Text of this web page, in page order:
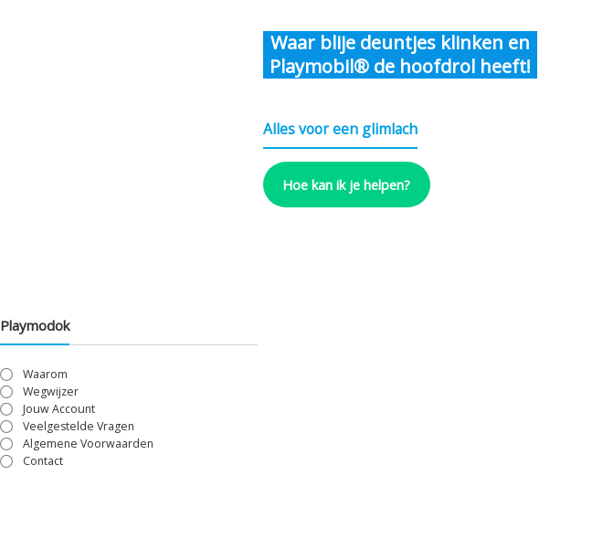
Waar blije deuntjes klinken en
Playmobil® de hoofdrol heeft!
Alles voor een glimlach
Hoe kan ik je helpen?
Playmodok
Waarom
Wegwijzer
Jouw Account
Veelgestelde Vragen
Algemene Voorwaarden
Contact